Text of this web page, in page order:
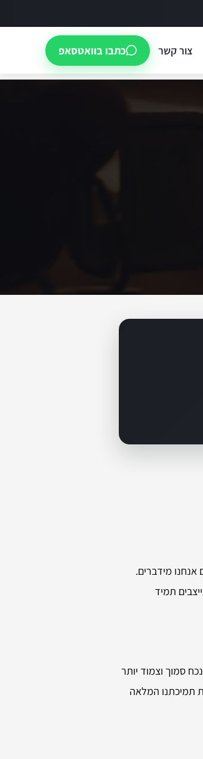
צור קשר כתבו בוואטסאפ
מידברים.
תמיד
סמוך וצמוד יותר
תמיכתנו המלאה